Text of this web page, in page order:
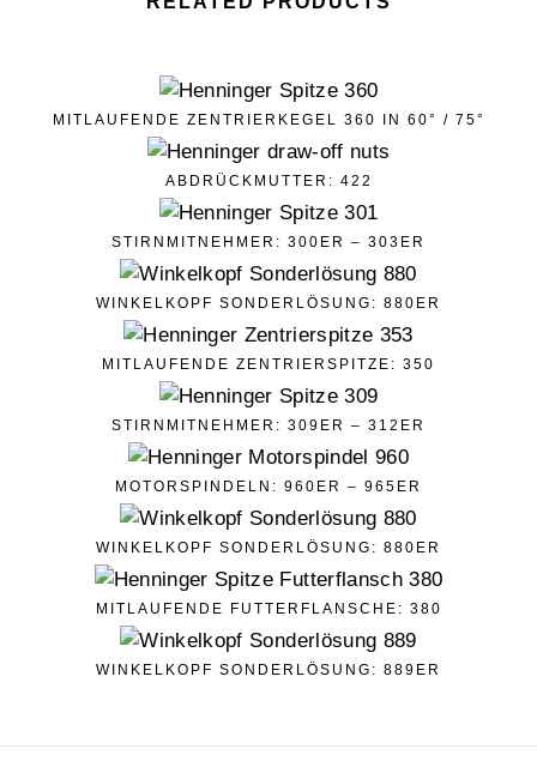
MITLAUFENDE ZENTRIERKEGEL 360 IN 60° / 75°
ABDRÜCKMUTTER: 422
STIRNMITNEHMER: 300ER – 303ER
WINKELKOPF SONDERLÖSUNG: 880ER
MITLAUFENDE ZENTRIERSPITZE: 350
STIRNMITNEHMER: 309ER – 312ER
MOTORSPINDELN: 960ER – 965ER
WINKELKOPF SONDERLÖSUNG: 880ER
MITLAUFENDE FUTTERFLANSCHE: 380
WINKELKOPF SONDERLÖSUNG: 889ER